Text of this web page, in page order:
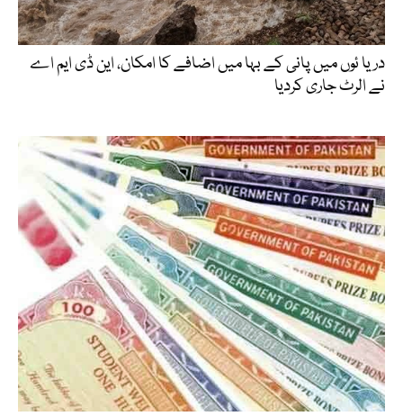
دریا ئوں میں پانی کے بہا میں اضافے کا امکان، این ڈی ایم اے
نے الرٹ جاری کردیا